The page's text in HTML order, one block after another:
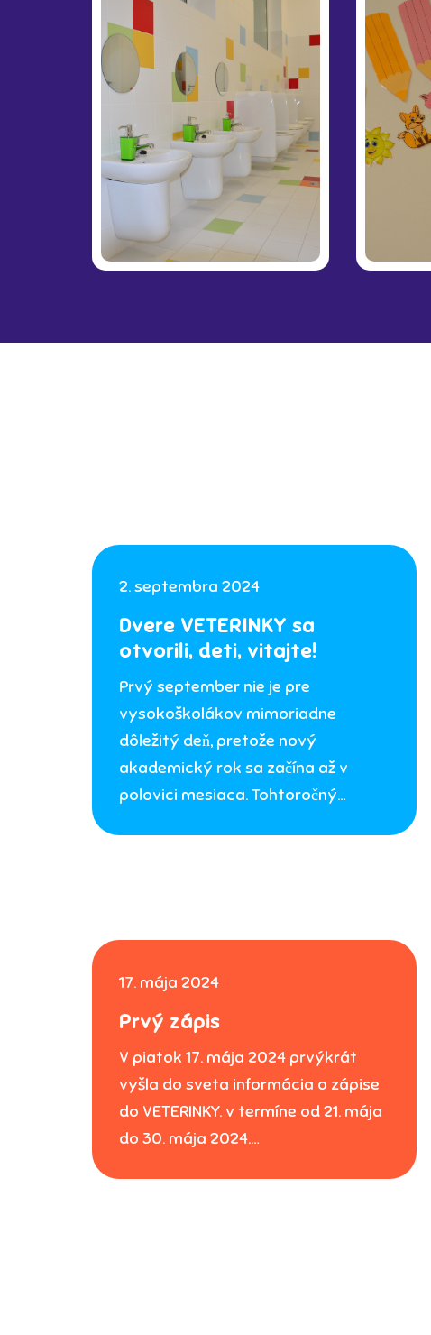
2. septembra 2024
Dvere VETERINKY sa
otvorili, deti, vitajte!
Prvý september nie je pre
vysokoškolákov mimoriadne
dôležitý deň, pretože nový
akademický rok sa začína až v
polovici mesiaca. Tohtoročný…
17. mája 2024
Prvý zápis
V piatok 17. mája 2024 prvýkrát
vyšla do sveta informácia o zápise
do VETERINKY. v termíne od 21. mája
do 30. mája 2024.…